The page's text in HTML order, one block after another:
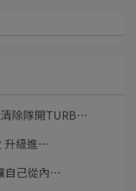
除隊開TURB⋯
升級進⋯
自己從內⋯